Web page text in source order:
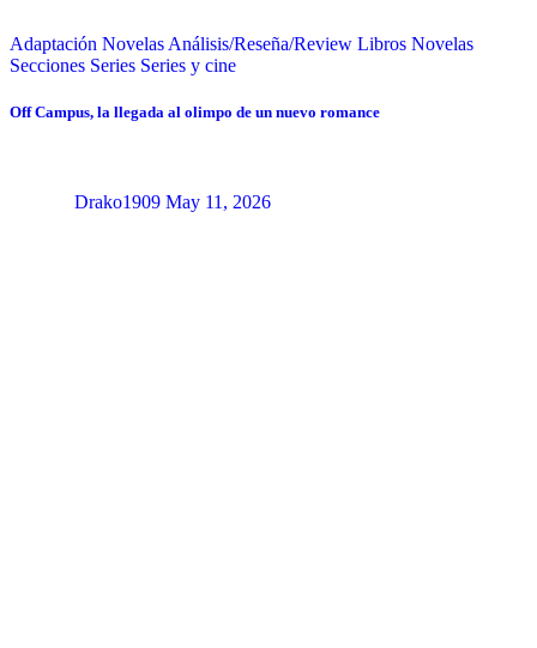
Adaptación Novelas Análisis/Reseña/Review Libros Novelas
Secciones Series Series y cine
Off Campus, la llegada al olimpo de un nuevo romance
Drako1909 May 11, 2026